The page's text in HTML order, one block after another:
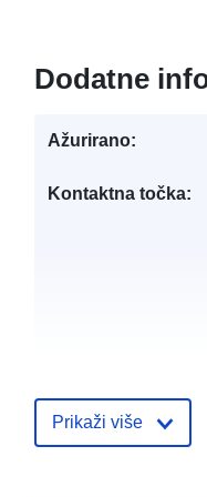
Dodatne
Ažurirano:
Kontaktna točka:
Kataloški
registar:
Prikaži više